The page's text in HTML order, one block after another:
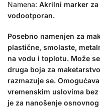
Namena: Akrilni marker
vodootporan.
Posebno namenjen za
plastične, smolaste,
na vodu i toplotu. Može
druga boja za
razmazuje se.
vremenskim uslovima
je za nanošenje